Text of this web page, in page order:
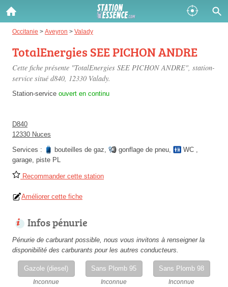
Occitanie > Aveyron > Valady
TotalEnergies SEE PICHON ANDRE
Cette fiche présente "TotalEnergies SEE PICHON ANDRE", station-
service situé d840, 12330 Valady.
Station-service ouvert en continu
D840
12330 Nuces
Services :
bouteilles de gaz, gonflage de pneu, WC ,
garage, piste PL
Recommander cette station
Améliorer cette fiche
Infos pénurie
Pénurie de carburant possible, nous vous invitons à renseigner la
disponibilité des carburants pour les autres conducteurs.
Gazole (diesel)
Inconnue
Sans Plomb 95
Inconnue
Sans Plomb 98
Inconnue
Gazole :
Disponible Épuisé
SP 98 :
Disponible